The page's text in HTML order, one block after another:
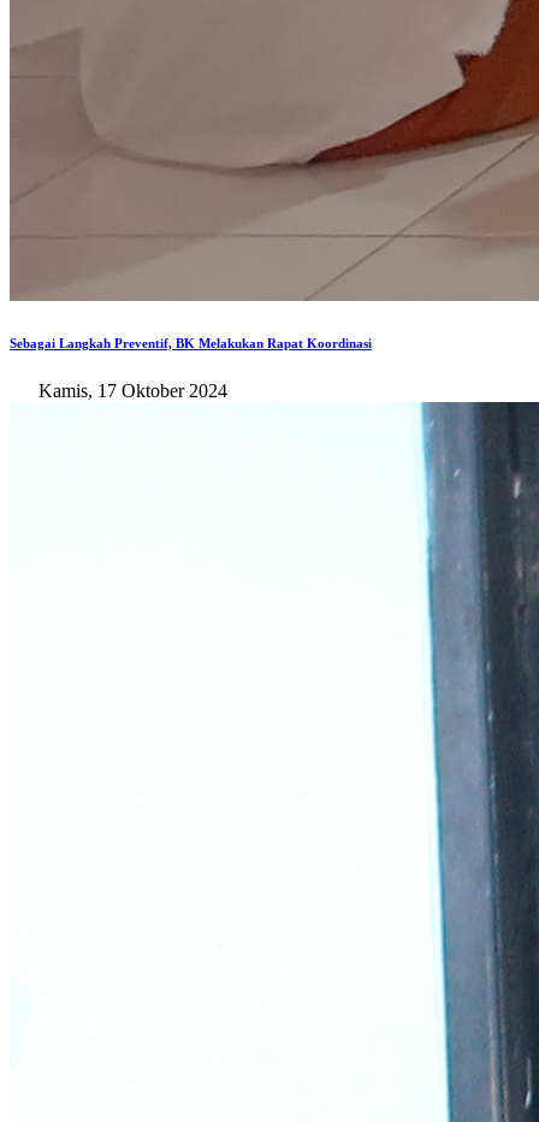
Sebagai Langkah Preventif, BK Melakukan Rapat Koordinasi
Kamis, 17 Oktober 2024